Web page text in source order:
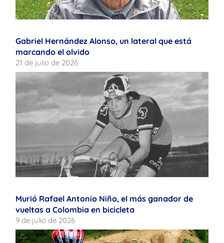
Gabriel Hernández Alonso, un lateral que está
marcando el olvido
21 de julio de 2026
Murió Rafael Antonio Niño, el más ganador de
vueltas a Colombia en bicicleta
9 de julio de 2026